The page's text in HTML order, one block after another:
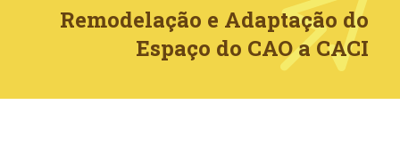
Remodelação e Adaptação do
Espaço do CAO a CACI